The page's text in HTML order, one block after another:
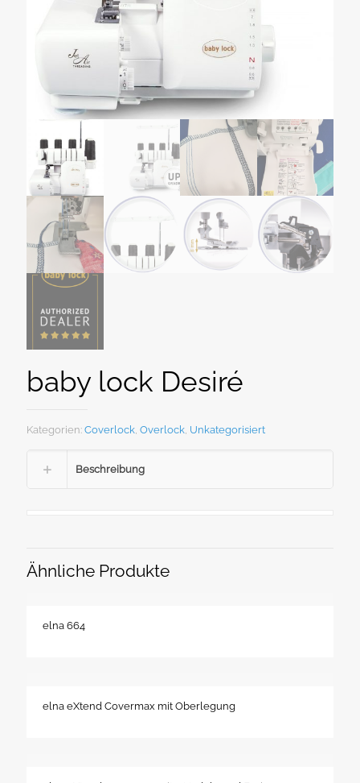
baby lock Desiré
Kategorien: Coverlock, Overlock, Unkategorisiert
Beschreibung
Ähnliche Produkte
elna 664
elna eXtend Covermax mit Oberlegung